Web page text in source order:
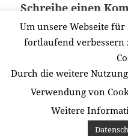
Schreibe einen
Du musstangemeldet
abzugeben.
Beitragsnavigation
VERÖFFENTLICHT IN
Fleurop 1
Um unsere Webseite
fortlaufend
Durch die weitere
Verwendung von
Weitere